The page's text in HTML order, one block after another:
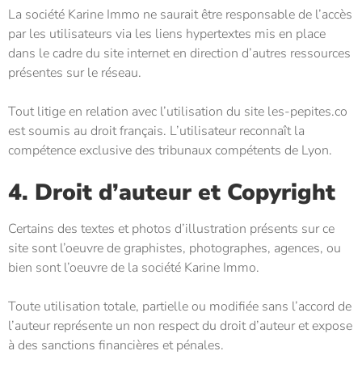
La société Karine Immo ne saurait être responsable de l’accès
par les utilisateurs via les liens hypertextes mis en place
dans le cadre du site internet en direction d’autres ressources
présentes sur le réseau.
Tout litige en relation avec l’utilisation du site les-pepites.co
est soumis au droit français. L’utilisateur reconnaît la
compétence exclusive des tribunaux compétents de Lyon.
4. Droit d’auteur et Copyright
Certains des textes et photos d’illustration présents sur ce
site sont l’oeuvre de graphistes, photographes, agences, ou
bien sont l’oeuvre de la société Karine Immo.
Toute utilisation totale, partielle ou modifiée sans l’accord de
l’auteur représente un non respect du droit d’auteur et expose
à des sanctions financières et pénales.